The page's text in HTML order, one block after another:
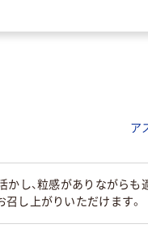
ア
し、粒感がありながら
し上がりいただけます。